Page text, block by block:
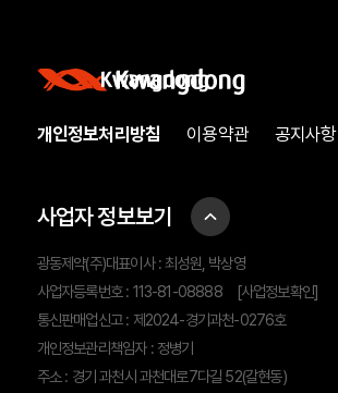
개인정보처리방침 이용약관 공지사항
사업자 정보보기
광동제약(주)대표이사 : 최성원, 박상영
사업자등록번호 : 113-81-08888
[사업정보확인]
통신판매업신고 : 제2024-경기과천-0276호
개인정보관리책임자 : 정병기
주소 : 경기 과천시 과천대로7다길 52(갈현동)